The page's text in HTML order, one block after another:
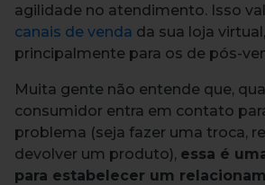
agilidade no atendimento. Isso
canais de venda da sua loja
principalmente para os de pós-
Muita gente não entende que,
consumidor entra em contato
problema (seja fazer uma troca,
devolver um produto), essa é
para estabelecer um